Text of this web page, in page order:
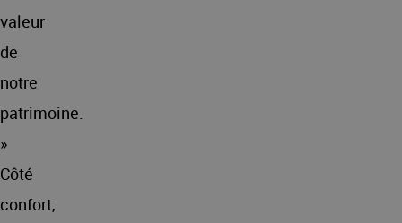
valeur
de
notre
patrimoine.
»
Côté
confort,